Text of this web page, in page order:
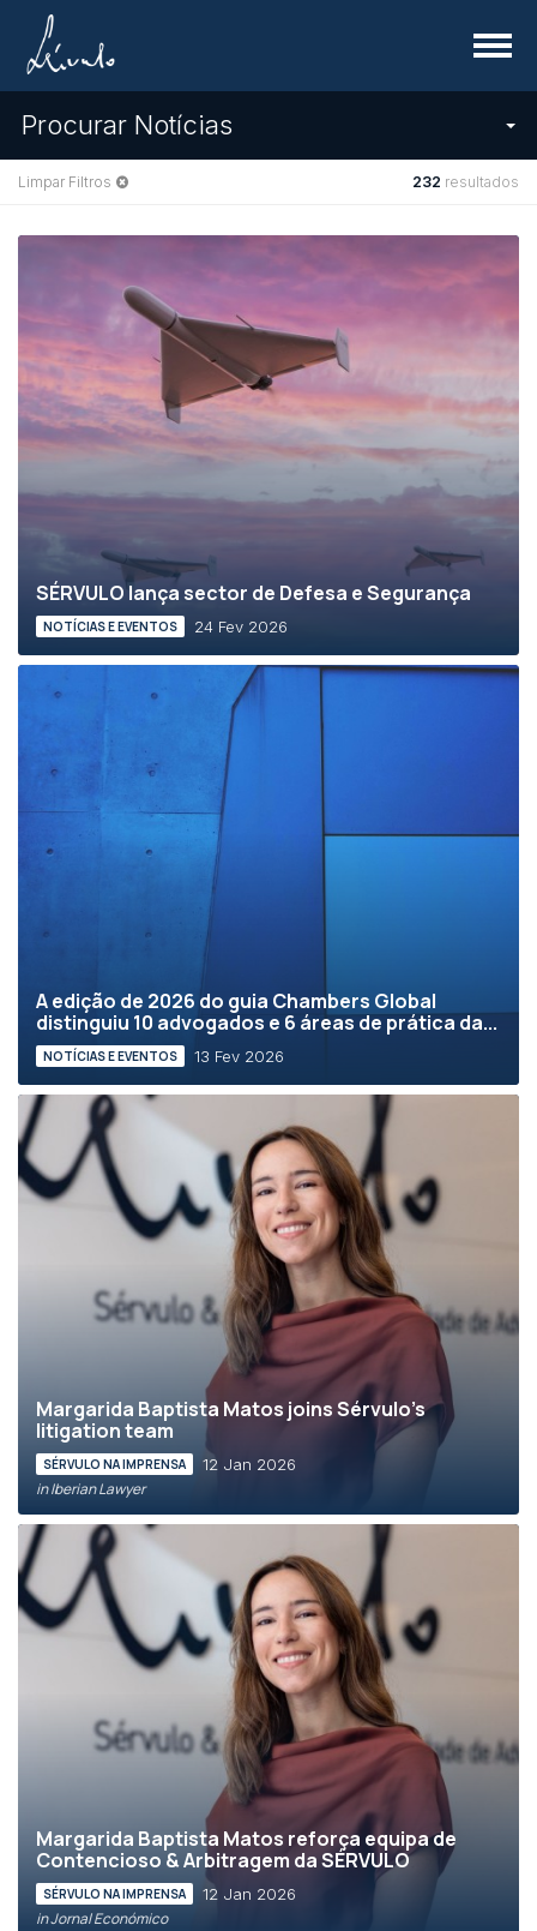
Menu
Procurar Notícias
Limpar Filtros 232 resultados
SÉRVULO lança sector de Defesa e Segurança
NOTÍCIAS E EVENTOS 24 Fev 2026
A edição de 2026 do guia Chambers Global
distinguiu 10 advogados e 6 áreas de prática da...
NOTÍCIAS E EVENTOS 13 Fev 2026
Margarida Baptista Matos joins Sérvulo’s
litigation team
SÉRVULO NA IMPRENSA 12 Jan 2026
in Iberian Lawyer
Margarida Baptista Matos reforça equipa de
Contencioso & Arbitragem da SÉRVULO
SÉRVULO NA IMPRENSA 12 Jan 2026
in Jornal Económico